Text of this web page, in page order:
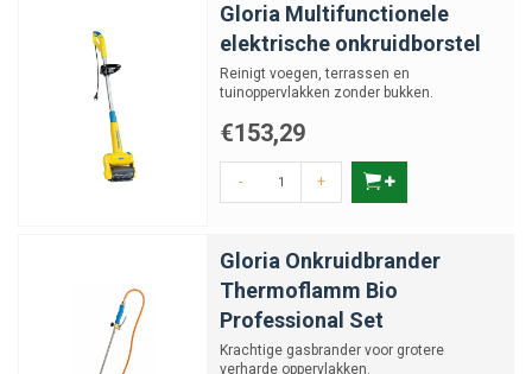
Gloria Multifunctionele
elektrische onkruidborstel
Reinigt voegen, terrassen en
tuinoppervlakken zonder bukken.
€153,29
- +
Gloria Onkruidbrander
Thermoflamm Bio
Professional Set
Krachtige gasbrander voor grotere
verharde oppervlakken.